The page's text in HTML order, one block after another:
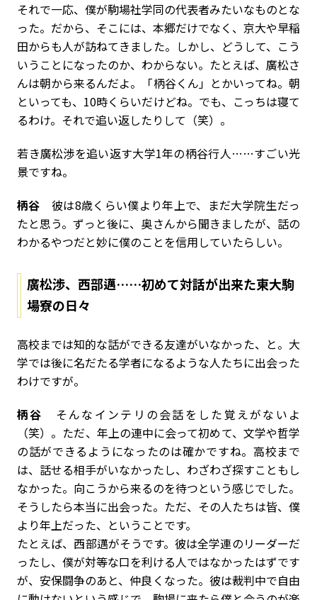
それで一応、僕が駒場社学同の代表者みたいなものとな
った。だから、そこには、本郷だけでなく、京大や早稲
田からも人が訪ねてきました。しかし、どうして、こう
いうことになったのか、わからない。たとえば、廣松さ
んは朝から来るんだよ。「柄谷くん」とかいってね。朝
といっても、10時くらいだけどね。でも、こっちは寝て
るわけ。それで追い返したりして（笑）。
――若き廣松渉を追い返す大学1年の柄谷行人……すごい光
景ですね。
柄谷 彼は8歳くらい僕より年上で、まだ大学院生だっ
たと思う。ずっと後に、奥さんから聞きましたが、話の
わかるやつだと妙に僕のことを信用していたらしい。
廣松渉、西部邁……初めて対話が出来た東大駒
場寮の日々
――高校までは知的な話ができる友達がいなかった、と。大
学では後に名だたる学者になるような人たちに出会った
わけですが。
柄谷
そんなインテリの会話をした覚えがないよ
（笑）。ただ、年上の連中に会って初めて、文学や哲学
の話ができるようになったのは確かですね。高校まで
は、話せる相手がいなかったし、わざわざ探すこともし
なかった。向こうから来るのを待つという感じでした。
そうしたら本当に出会った。ただ、その人たちは皆、僕
より年上だった、ということです。
たとえば、西部邁がそうです。彼は全学連のリーダーだ
ったし、僕が対等な口を利ける人ではなかったはずです
が、安保闘争のあと、仲良くなった。彼は裁判中で自由